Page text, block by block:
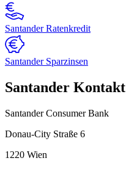
Santander Ratenkredit
Santander Sparzinsen
Santander Kontakt
Santander Consumer Bank
Donau-City Straße 6
1220 Wien